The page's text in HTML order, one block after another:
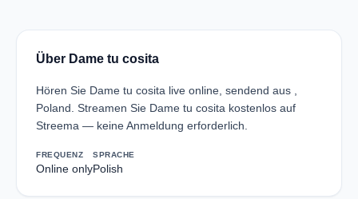
Über Dame tu cosita
Hören Sie Dame tu cosita live online, sendend aus ,
Poland. Streamen Sie Dame tu cosita kostenlos auf
Streema — keine Anmeldung erforderlich.
FREQUENZ
Online only
SPRACHE
Polish